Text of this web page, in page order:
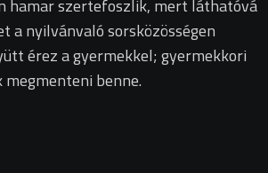
hamar szertefoszlik, mert láthatóvá
a nyilvánvaló sorsközösségen
érez a gyermekkel; gyermekkori
benne.